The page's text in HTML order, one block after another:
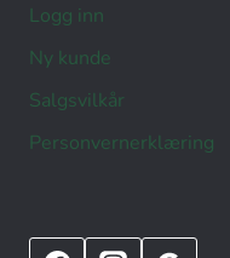
Logg inn
Ny kunde
Salgsvilkår
Personvernerklæring